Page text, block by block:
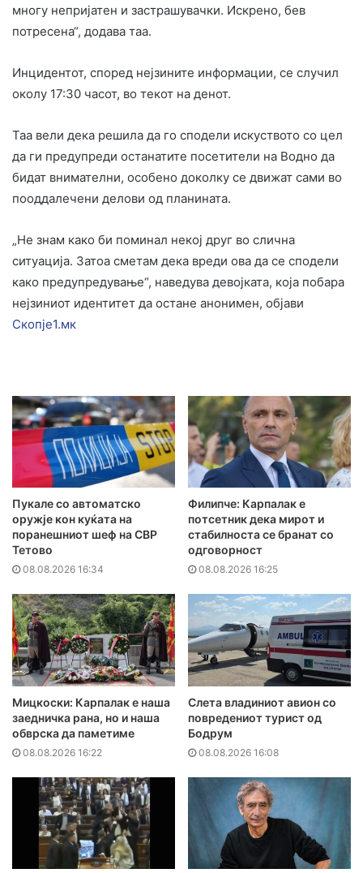
многу непријатен и застрашувачки. Искрено, бев
потресена“, додава таа.
Инцидентот, според нејзините информации, се случил
околу 17:30 часот, во текот на денот.
Таа вели дека решила да го сподели искуството со цел
да ги предупреди останатите посетители на Водно да
бидат внимателни, особено доколку се движат сами во
пооддалечени делови од планината.
„Не знам како би поминал некој друг во слична
ситуација. Затоа сметам дека вреди ова да се сподели
како предупредување“, наведува девојката, која побара
нејзиниот идентитет да остане анонимен, објави
Скопје1.мк
Пукале со автоматско
оружје кон куќата на
поранешниот шеф на СВР
Тетово
08.08.2026 16:34
Филипче: Карпалак е
потсетник дека мирот и
стабилноста се бранат со
одговорност
08.08.2026 16:25
Мицкоски: Карпалак е наша
заедничка рана, но и наша
обврска да паметиме
08.08.2026 16:22
Слета владиниот авион со
повредениот турист од
Бодрум
08.08.2026 16:08